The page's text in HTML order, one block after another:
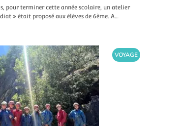
pour terminer cette année scolaire, un atelier
» était proposé aux élèves de 6ème. A…
VOYAGE